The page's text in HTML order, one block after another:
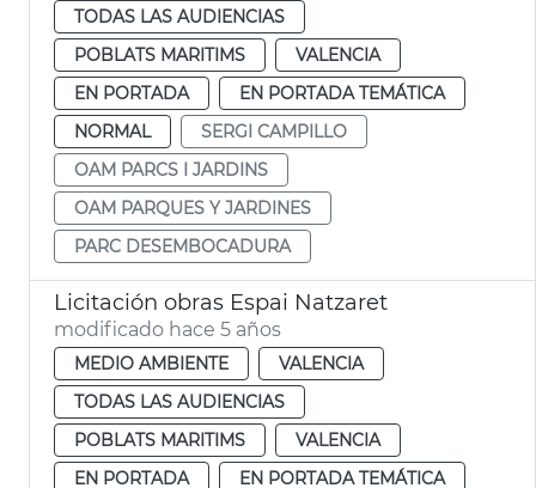
TODAS LAS AUDIENCIAS
POBLATS MARITIMS
VALENCIA
EN PORTADA
EN PORTADA TEMÁTICA
NORMAL
SERGI CAMPILLO
OAM PARCS I JARDINS
OAM PARQUES Y JARDINES
PARC DESEMBOCADURA
Licitación obras Espai Natzaret
modificado hace 5 años
MEDIO AMBIENTE
VALENCIA
TODAS LAS AUDIENCIAS
POBLATS MARITIMS
VALENCIA
EN PORTADA
EN PORTADA TEMÁTICA